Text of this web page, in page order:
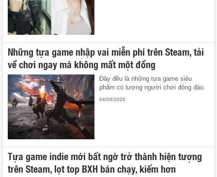
Những tựa game nhập vai miễn phí trên Steam, tải
về chơi ngay mà không mất một đồng
Đây đều là những tựa game siêu
phẩm có lượng người chơi đông đảo.
04/08/2026
Tựa game indie mới bất ngờ trở thành hiện tượng
trên Steam, lọt top BXH bán chạy, kiếm hơn